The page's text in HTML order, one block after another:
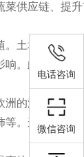
菜供应链、提
。土壤质量同
响。此外，地
洲的温室技术
等。这些地理
电话咨询
微信咨询